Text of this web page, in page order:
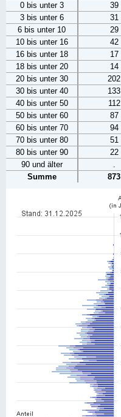
0 bis unter 3
39
3 bis unter 6
31
6 bis unter 10
29
10 bis unter 16
42
16 bis unter 18
17
18 bis unter 20
14
20 bis unter 30
202
30 bis unter 40
133
40 bis unter 50
112
50 bis unter 60
87
60 bis unter 70
94
70 bis unter 80
51
80 bis unter 90
22
90 und älter
.
Summe
873